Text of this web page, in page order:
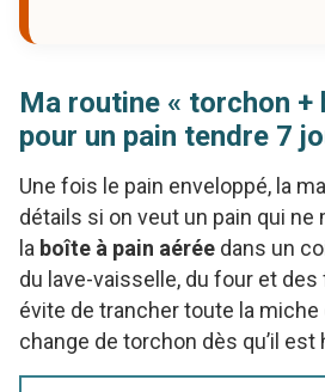
Ma routine « torchon +
pour un pain tendre 7
Une fois le pain enveloppé, la
détails si on veut un pain qui ne
la boîte à pain aérée dans un
du lave-vaisselle, du four et
évite de trancher toute la miche
change de torchon dès qu’il est